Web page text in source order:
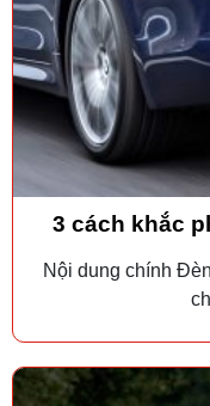
3 cách khắc
Nội dung chính